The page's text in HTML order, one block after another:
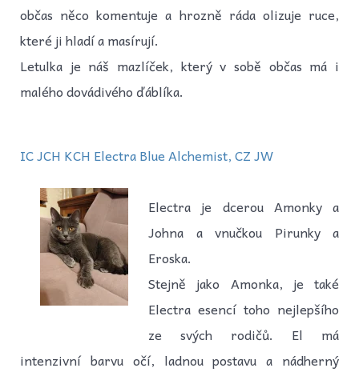
občas něco komentuje a hrozně ráda olizuje ruce,
které ji hladí a masírují.
Letulka je náš mazlíček, který v sobě občas má i
malého dovádivého ďáblíka.
IC JCH KCH Electra Blue Alchemist, CZ JW
Electra je dcerou Amonky a
Johna a vnučkou Pirunky a
Eroska.
Stejně jako Amonka, je také
Electra esencí toho nejlepšího
ze svých rodičů. El má
intenzivní barvu očí, ladnou postavu a nádherný